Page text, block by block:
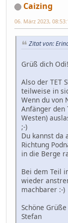
Caizing
06. März 2023,
Zitat von:
Grüß dich Odi!
Also der TET
teilweise in
Wenn du von
Anfänger den
Westen)
;-)
Du kannst da
Richtung
in die Berge
Bei dem Teil
wieder
machbarer :-)
Schöne Grüße
Stefan